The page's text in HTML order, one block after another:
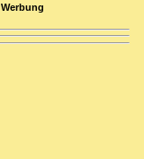
Werbung